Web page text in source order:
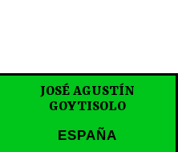
JOSÉ AGUSTÍN
GOYTISOLO
ESPAÑA